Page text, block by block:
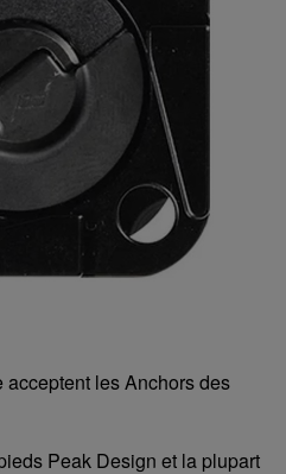
les Anchors des
Peak Design et la plupart